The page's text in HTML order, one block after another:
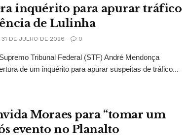
inquérito para apurar tráfico
de Lulinha
31 DE JULHO DE 2026 0
Tribunal Federal (STF) André Mendonça
de um inquérito para apurar suspeitas de tráfico...
Moraes para “tomar um
evento no Planalto